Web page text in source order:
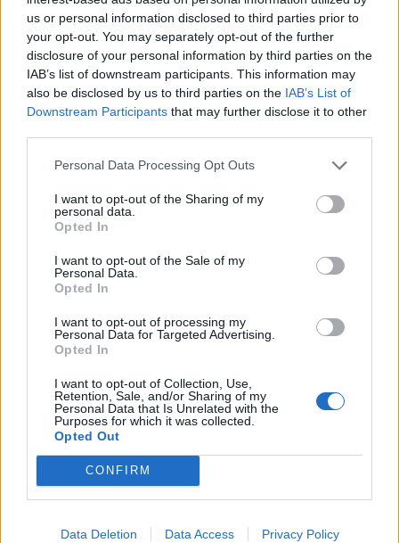
us or personal information disclosed to third parties prior to
your opt-out. You may separately opt-out of the further
disclosure of your personal information by third parties on the
IAB’s list of downstream participants. This information may
also be disclosed by us to third parties on the IAB’s List of
Downstream Participants that may further disclose it to other
Personal Data Processing Opt Outs
I want to opt-out of the Sharing of my
personal data.
Opted In
I want to opt-out of the Sale of my
Personal Data.
Opted In
I want to opt-out of processing my
Personal Data for Targeted Advertising.
Opted In
I want to opt-out of Collection, Use,
Retention, Sale, and/or Sharing of my
Personal Data that Is Unrelated with the
Purposes for which it was collected.
Opted Out
CONFIRM
Data Deletion Data Access Privacy Policy
Krónika
Putyin egy NATO-tagállam
megtámadására készül az
amerikai hírszerzés szerint
Farul az FK Csíkszereda ellen
menjünk!
A rovat további cikkei